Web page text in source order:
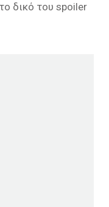
δικό του spoiler